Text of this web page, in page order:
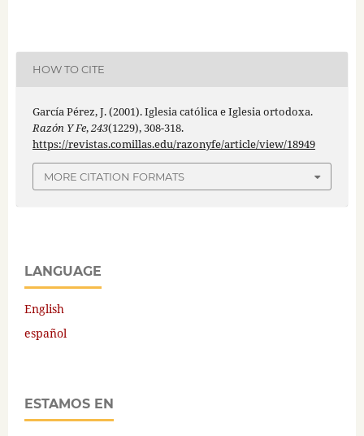
HOW TO CITE
García Pérez, J. (2001). Iglesia católica e Iglesia ortodoxa.
Razón Y Fe,243(1229), 308-318.
https://revistas.comillas.edu/razonyfe/article/view/18949
MORE CITATION FORMATS
LANGUAGE
English
español
ESTAMOS EN